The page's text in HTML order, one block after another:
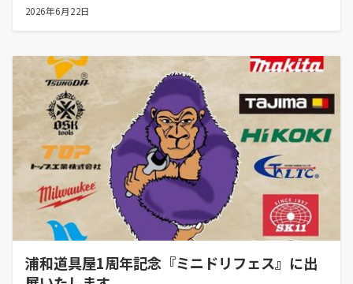
2026年6月22日
浦和道具屋1周年記念『ミニドリフェス』に出